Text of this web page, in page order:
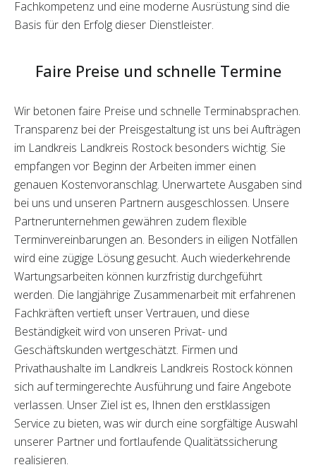
Fachkompetenz und eine moderne Ausrüstung sind die
Basis für den Erfolg dieser Dienstleister.
Faire Preise und schnelle Termine
Wir betonen faire Preise und schnelle Terminabsprachen.
Transparenz bei der Preisgestaltung ist uns bei Aufträgen
im Landkreis Landkreis Rostock besonders wichtig. Sie
empfangen vor Beginn der Arbeiten immer einen
genauen Kostenvoranschlag. Unerwartete Ausgaben sind
bei uns und unseren Partnern ausgeschlossen. Unsere
Partnerunternehmen gewähren zudem flexible
Terminvereinbarungen an. Besonders in eiligen Notfällen
wird eine zügige Lösung gesucht. Auch wiederkehrende
Wartungsarbeiten können kurzfristig durchgeführt
werden. Die langjährige Zusammenarbeit mit erfahrenen
Fachkräften vertieft unser Vertrauen, und diese
Beständigkeit wird von unseren Privat- und
Geschäftskunden wertgeschätzt. Firmen und
Privathaushalte im Landkreis Landkreis Rostock können
sich auf termingerechte Ausführung und faire Angebote
verlassen. Unser Ziel ist es, Ihnen den erstklassigen
Service zu bieten, was wir durch eine sorgfältige Auswahl
unserer Partner und fortlaufende Qualitätssicherung
realisieren.